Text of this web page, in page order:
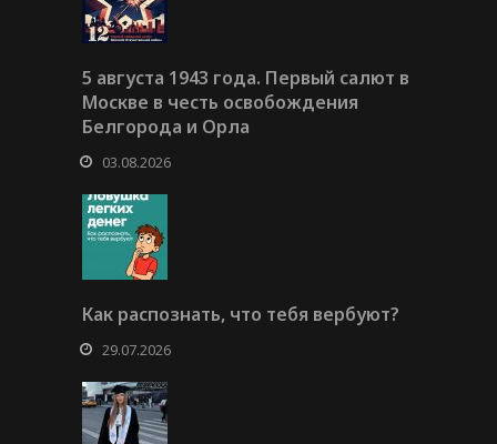
5 августа 1943 года. Первый салют в
Москве в честь освобождения
Белгорода и Орла
03.08.2026
Как распознать, что тебя вербуют?
29.07.2026